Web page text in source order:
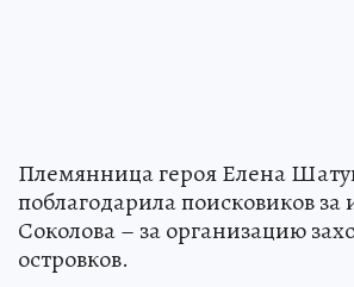
Племянница героя Елена
поблагодарила поисковиков за
Соколова – за организацию
островков.